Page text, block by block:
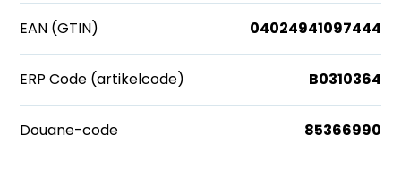
EAN (GTIN) 04024941097444
ERP Code (artikelcode) B0310364
Douane-code 85366990